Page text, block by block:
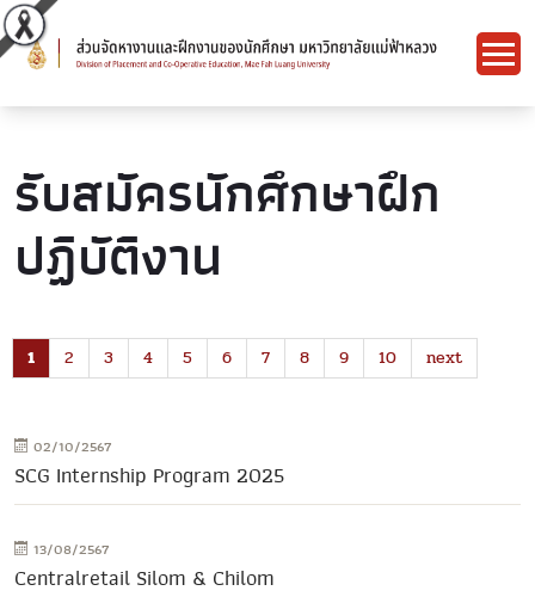
รับสมัครนักศึกษาฝึก
ปฏิบัติงาน
1 2 3 4 5 6 7 8 9 10 next
02/10/2567
SCG Internship Program 2025
13/08/2567
Centralretail Silom & Chilom